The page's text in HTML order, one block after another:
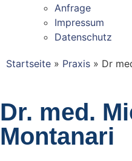
Anfrage
Impressum
Datenschutz
Startseite » Praxis » Dr
Dr. med.
Montanari